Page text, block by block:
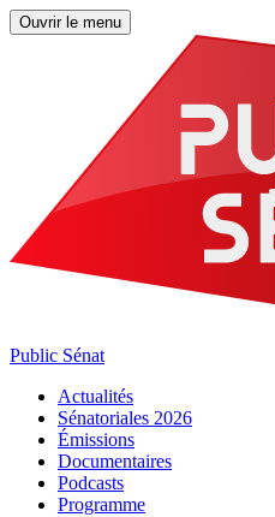
Ouvrir le menu
Public Sénat
Actualités
Sénatoriales 2026
Émissions
Documentaires
Podcasts
Programme